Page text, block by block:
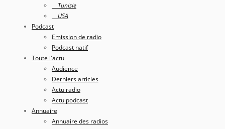
Tunisie
USA
Podcast
Emission de radio
Podcast natif
Toute l'actu
Audience
Derniers articles
Actu radio
Actu podcast
Annuaire
Annuaire des radios